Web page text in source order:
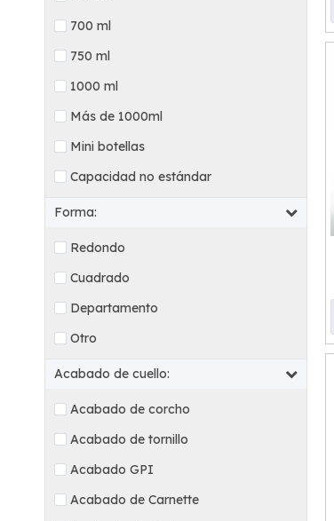
700 ml
750 ml
1000 ml
Más de 1000ml
Mini botellas
Capacidad no estándar
Forma:
Redondo
Cuadrado
Departamento
Otro
Acabado de cuello:
Acabado de corcho
Acabado de tornillo
Acabado GPI
Acabado de Carnette